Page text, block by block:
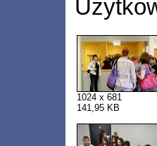
1024 x 681
141,95 KB